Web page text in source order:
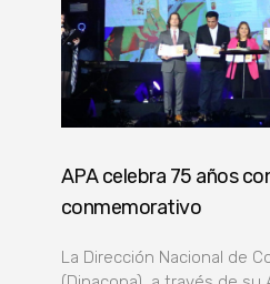
APA celebra 75 años
conmemorativo
La Dirección Nacional de